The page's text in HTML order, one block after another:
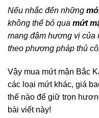
Nếu nhắc đến những
không thể bỏ qua mứt
mang đậm hương vị của
theo phương pháp thủ
Vậy mua mứt mận Bắc
các loại mứt khác, giá
thế nào để giữ trọn
bài viết này!